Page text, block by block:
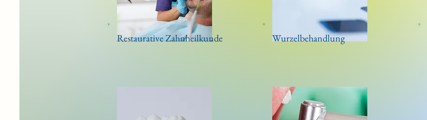
Restaurative Zahnheilkunde Wurzelbehandlung